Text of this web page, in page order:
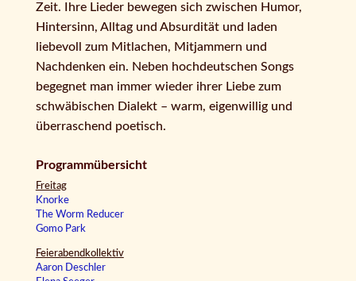
Zeit. Ihre Lieder bewegen sich zwischen Humor,
Hintersinn, Alltag und Absurdität und laden
liebevoll zum Mitlachen, Mitjammern und
Nachdenken ein. Neben hochdeutschen Songs
begegnet man immer wieder ihrer Liebe zum
schwäbischen Dialekt – warm, eigenwillig und
überraschend poetisch.
Programmübersicht
Freitag
Knorke
The Worm Reducer
Gomo Park
Feierabendkollektiv
Aaron Deschler